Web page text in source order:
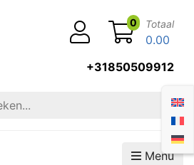
+31850509912
0 Totaal
0.00
Menu